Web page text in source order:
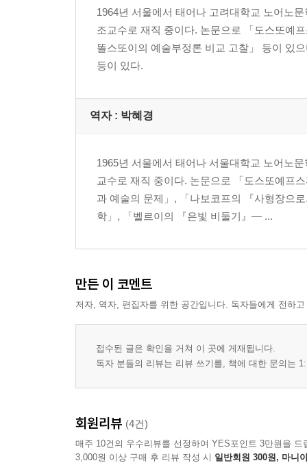
1964년 서울에서 태어나 고려대학교 노어노
조교수로 재직 중이다. 논문으로 「도스또예
똘스또이의 예술부정론 비교 고찰」 등이 있
등이 있다.
역자 : 박혜경
1965년 서울에서 태어나 서울대학교 노어노
교수로 재직 중이다. 논문으로 「도스또예프
과 예술의 문제」, 「나보코프의 『사형장으
학」, 「벨르이의 『은빛 비둘기』― ...
만든 이 코멘트
저자, 역자, 편집자를 위한 공간입니다. 독자들에게 전하
접수된 글은 확인을 거쳐 이 곳에 게재됩니다.
독자 분들의 리뷰는 리뷰 쓰기를, 책에 대한 문의는
회원리뷰 (4건)
매주 10건의 우수리뷰를 선정하여 YES포인트 3만원을 드
3,000원 이상 구매 후 리뷰 작성 시 일반회원 300원, 마니